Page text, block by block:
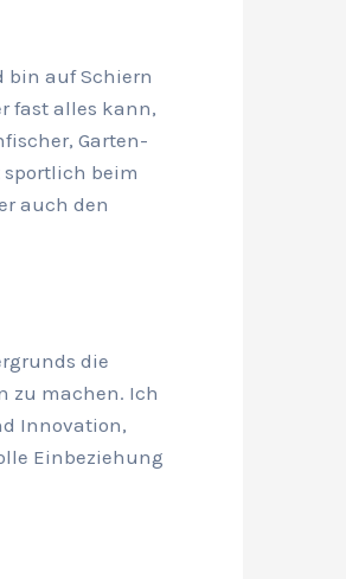
bin auf Schiern
fast alles kann,
Garten-
beim
auch den
die
zu machen. Ich
Innovation,
Einbeziehung